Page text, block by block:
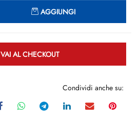
AGGIUNGI
VAI AL CHECKOUT
Condividi anche su: